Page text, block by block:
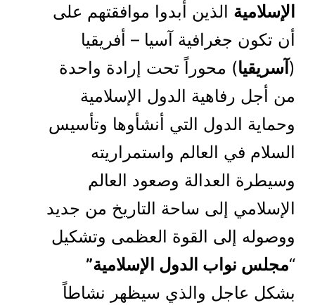
الإسلامية الذين أبدوا موافقتهم على
أن تكون جغرافية آسيا – أفريقيا
( آسريقيا) محوراً تحت إرادة واحدة
من أجل رفاهية الدول الإسلامية
وحماية الدول التي أنشأوها وتأسيس
السلام في العالم واستمراريته
وسيطرة العدالة وصعود العالم
الإسلامي إلى ساحة التاريخ من جديد
ووصوله إلى القوة العظمى وتشكيل
“مجلس نواب الدول الإسلامية”
بشكل عاجل والذي سيظهر نشاطاً